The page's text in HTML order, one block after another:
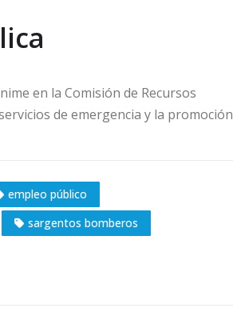
en la Comisión de Recursos
de emergencia y la promoción
empleo público
sargentos bomberos